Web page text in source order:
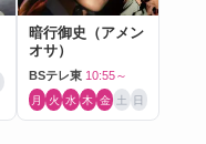
暗行御史（アメン
オサ）
BSテレ東 10:55～
月 火 水 木 金 土 日